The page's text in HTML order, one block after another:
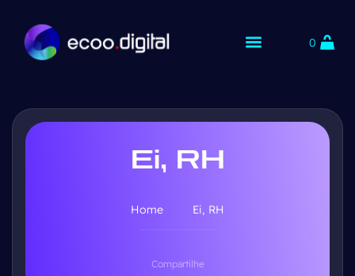
0
Ei, RH
Home Ei, RH
Compartilhe